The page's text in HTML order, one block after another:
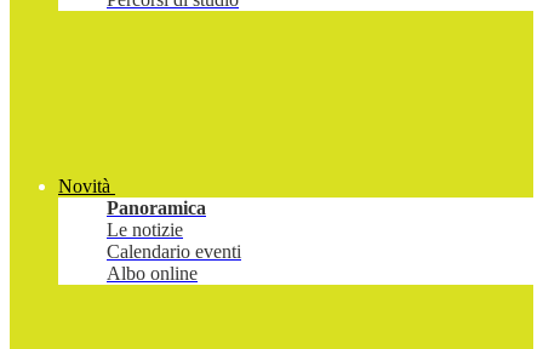
Novità
Panoramica
Le notizie
Calendario eventi
Albo online